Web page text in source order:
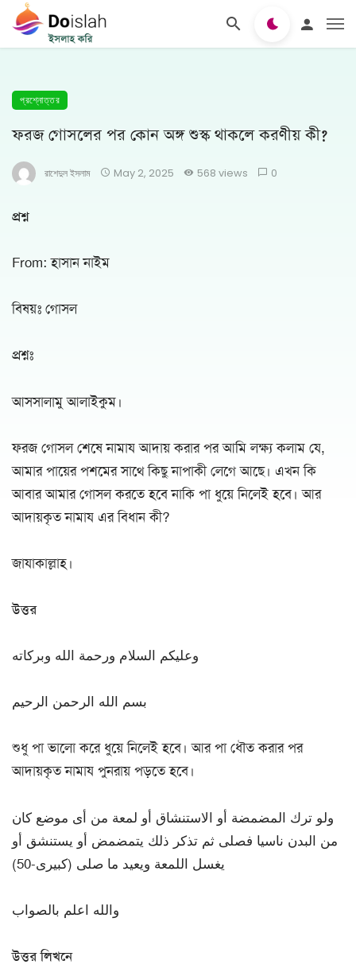
প্রশ্নোত্তর
ফরজ গোসলের পর কোন অঙ্গ শুস্ক থাকলে করণীয় কী?
রাশেদুল ইসলাম May 2, 2025 568 views 0
প্রশ্ন
From: হাসান নাইম
বিষয়ঃ গোসল
প্রশ্নঃ
আসসালামু আলাইকুম।
ফরজ গোসল শেষে নামায আদায় করার পর আমি লক্ষ্য কলাম যে,
আমার পায়ের পশমের সাথে কিছু নাপাকী লেগে আছে। এখন কি
আবার আমার গোসল করতে হবে নাকি পা ধুয়ে নিলেই হবে। আর
আদায়কৃত নামায এর বিধান কী?
জাযাকাল্লাহ।
উত্তর
وعليكم السلام ورحمة الله وبركاته
بسم الله الرحمن الرحيم
শুধু পা ভালো করে ধুয়ে নিলেই হবে। আর পা ধৌত করার পর
আদায়কৃত নামায পুনরায় পড়তে হবে।
ولو ترك المضمضة أو الاستنشاق أو لمعة من أى موضع كان
من البدن ناسيا فصلى ثم تذكر ذلك يتمضمض أو يستنشق أو
يغسل اللمعة ويعيد ما صلى (كبيرى-50)
والله اعلم بالصواب
উত্তর লিখনে